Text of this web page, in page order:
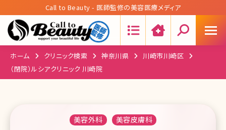
Call to Beauty - 医師監修の美容医療メディア
ホーム クリニック検索 神奈川県
川崎市川崎区
（閉院）ルシアクリニック 川崎院
美容外科 美容皮膚科